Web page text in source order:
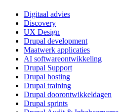
Digitaal advies
Discovery
UX Design
Drupal development
Maatwerk applicaties
AI softwareontwikkeling
Drupal Support
Drupal hosting
Drupal training
Drupal doorontwikkeldagen
Drupal sprints